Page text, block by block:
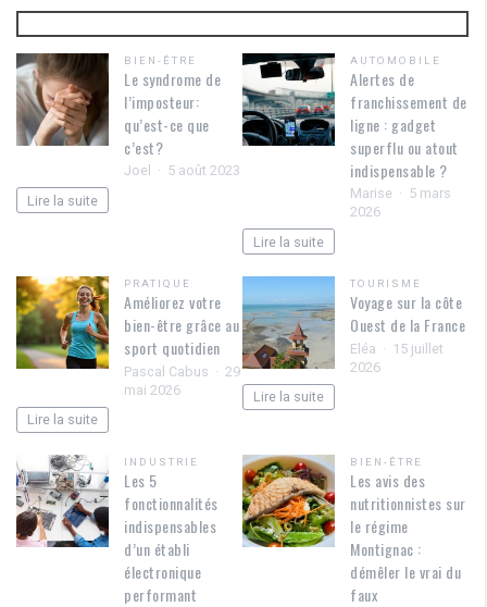
BIEN-ÊTRE
Le syndrome de
l’imposteur:
qu’est-ce que
c’est?
Joel
5 août 2023
Lire la suite
AUTOMOBILE
Alertes de
franchissement de
ligne : gadget
superflu ou atout
indispensable ?
Marise
5 mars
2026
Lire la suite
PRATIQUE
Améliorez votre
bien-être grâce au
sport quotidien
Pascal Cabus
29
mai 2026
Lire la suite
TOURISME
Voyage sur la côte
Ouest de la France
Eléa
15 juillet
2026
Lire la suite
INDUSTRIE
Les 5
fonctionnalités
indispensables
d’un établi
électronique
performant
BIEN-ÊTRE
Les avis des
nutritionnistes sur
le régime
Montignac :
démêler le vrai du
faux